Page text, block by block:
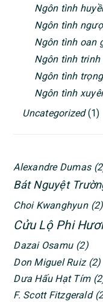
Ngôn tình
Ngôn tình
Ngôn tình oan
Ngôn tình trinh
Ngôn tình
Ngôn tình
Uncategorized(1)
Alexandre Dumas
Bát Nguyệt
Choi Kwanghyun (2)
Cửu Lộ Phi
Dazai Osamu (2)
Don Miguel Ruiz (2)
Dưa Hấu Hạt Tím
F. Scott Fitzgerald